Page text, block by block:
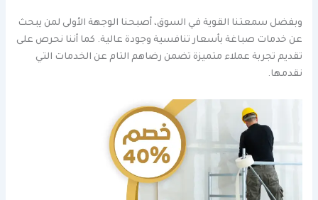
وبفضل سمعتنا القوية في السوق، أصبحنا الوجهة الأولى لمن يبحث
عن خدمات صباغة بأسعار تنافسية وجودة عالية. كما أننا نحرص على
تقديم تجربة عملاء متميزة تضمن رضاهم التام عن الخدمات التي
نقدمها.